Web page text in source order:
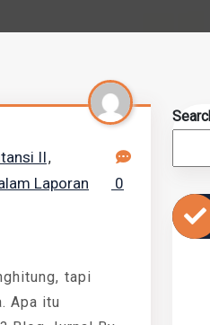
II,
Laporan
0
tapi
Apa itu